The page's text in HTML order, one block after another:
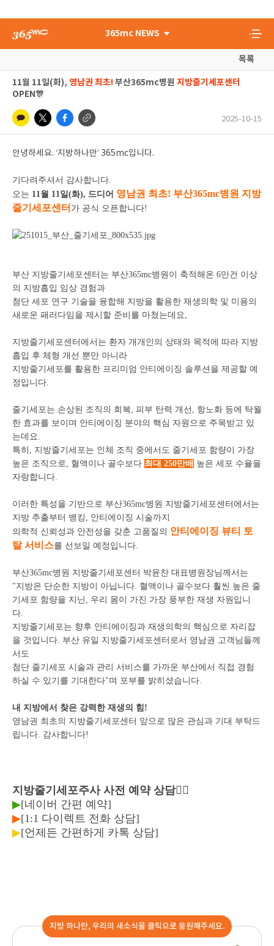
365mc NEWS
목록
11월 11일(화), 영남권 최초!부산365mc병원 지방줄기세포센터
OPEN🎊
2025-10-15
안녕하세요. ‘지방하나만’ 365mc입니다.
기다려주셔서 감사합니다.
오는 11월 11일(화), 드디어 영남권 최초! 부산365mc병원 지방
줄기세포센터 가 공식 오픈합니다!
부산 지방줄기세포센터는 부산365mc병원이 축적해온 6만건 이상
의 지방흡입 임상 경험과
첨단 세포 연구 기술을 융합해 지방을 활용한 재생의학 및 미용의
새로운 패러다임을 제시할 준비를 마쳤는데요,
지방줄기세포센터에서는 환자 개개인의 상태와 목적에 따라 지방
흡입 후 체형 개선 뿐만 아니라
지방줄기세포를 활용한 프리미엄 안티에이징 솔루션을 제공할 예
정입니다.
줄기세포는 손상된 조직의 회복, 피부 탄력 개선, 항노화 등에 탁월
한 효과를 보이며 안티에이징 분야의 핵심 자원으로 주목받고 있
는데요.
특히, 지방줄기세포는 인체 조직 중에서도 줄기세포 함량이 가장
높은 조직으로, 혈액이나 골수보다 최대 250만배 높은 세포 수율을
자랑합니다.
이러한 특성을 기반으로 부산365mc병원 지방줄기세포센터에서는
지방 추출부터 뱅킹, 안티에이징 시술까지
의학적 신뢰성과 안전성을 갖춘 고품질의 안티에이징 뷰티 토
탈 서비스를 선보일 예정입니다.
부산365mc병원 지방줄기세포센터 박윤찬 대표병원장님께서는
"지방은 단순한 지방이 아닙니다. 혈액이나 골수보다 훨씬 높은 줄
기세포 함량을 지닌, 우리 몸이 가진 가장 풍부한 재생 자원입니
다.
지방줄기세포는 향후 안티에이징과 재생의학의 핵심으로 자리잡
을 것입니다. 부산 유일 지방줄기세포센터로서 영남권 고객님들께
서도
첨단 줄기세포 시술과 관리 서비스를 가까운 부산에서 직접 경험
하실 수 있기를 기대한다"며 포부를 밝히셨습니다.
내 지방에서 찾은 강력한 재생의 힘!
영남권 최초의 지방줄기세포센터 앞으로 많은 관심과 기대 부탁드
립니다. 감사합니다!
지방줄기세포주사 사전 예약 상담👇🏻
▶[네이버 간편 예약]
▶[1:1 다이렉트 전화 상담]
▶[언제든 간편하게 카톡 상담]
지방 하나만, 우리의 새소식을 클릭으로 응원해주세요.